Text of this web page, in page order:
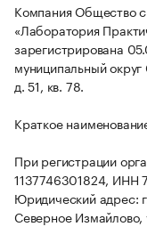
Компания Общество с
«Лаборатория
зарегистрирована
муниципальный
д. 51, кв. 78.
Краткое
При регистрации
1137746301824, ИНН
Юридический адрес:
Северное Измайлово,